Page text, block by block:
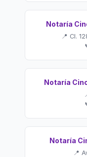
Notaría
📍 Cl.
Notaría
Notaría
📍